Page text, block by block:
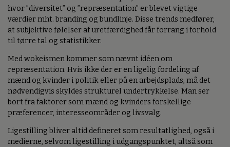
hvor ”diversitet” og ”repræsentation” er blevet vigtige
værdier mht. branding og bundlinje. Disse trends medfører,
at subjektive følelser af uretfærdighed får forrang i forhold
til tørre tal og statistikker.
Med wokeismen kommer som nævnt idéen om
repræsentation. Hvis ikke der er en ligelig fordeling af
mænd og kvinder i politik eller på en arbejdsplads, må det
nødvendigvis skyldes strukturel undertrykkelse. Man ser
bort fra faktorer som mænd og kvinders forskellige
præferencer, interesseområder og livsvalg.
Ligestilling bliver altid defineret som resultatlighed, også i
medierne, selvom ligestilling i udgangspunktet, altså som